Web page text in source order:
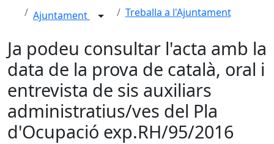
Ajuntament Treballa a l'Ajuntament
Ja podeu consultar l'acta amb la
data de la prova de català, oral i
entrevista de sis auxiliars
administratius/ves del Pla
d'Ocupació exp.RH/95/2016